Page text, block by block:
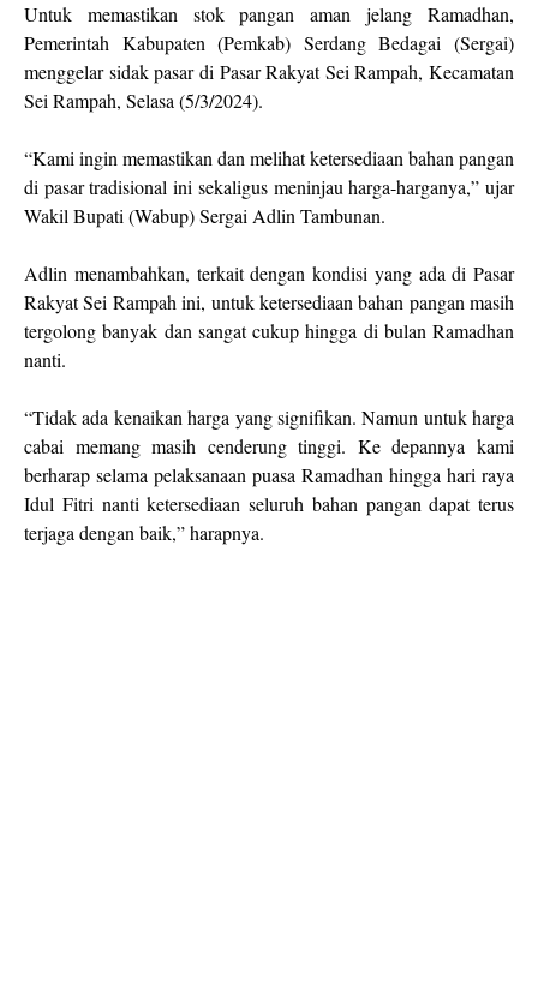
Untuk memastikan stok pangan aman jelang Ramadhan,
Pemerintah Kabupaten (Pemkab) Serdang Bedagai (Sergai)
menggelar sidak pasar di Pasar Rakyat Sei Rampah, Kecamatan
Sei Rampah, Selasa (5/3/2024).
“Kami ingin memastikan dan melihat ketersediaan bahan pangan
di pasar tradisional ini sekaligus meninjau harga-harganya,” ujar
Wakil Bupati (Wabup) Sergai Adlin Tambunan.
Adlin menambahkan, terkait dengan kondisi yang ada di Pasar
Rakyat Sei Rampah ini, untuk ketersediaan bahan pangan masih
tergolong banyak dan sangat cukup hingga di bulan Ramadhan
nanti.
“Tidak ada kenaikan harga yang signifikan. Namun untuk harga
cabai memang masih cenderung tinggi. Ke depannya kami
berharap selama pelaksanaan puasa Ramadhan hingga hari raya
Idul Fitri nanti ketersediaan seluruh bahan pangan dapat terus
terjaga dengan baik,” harapnya.